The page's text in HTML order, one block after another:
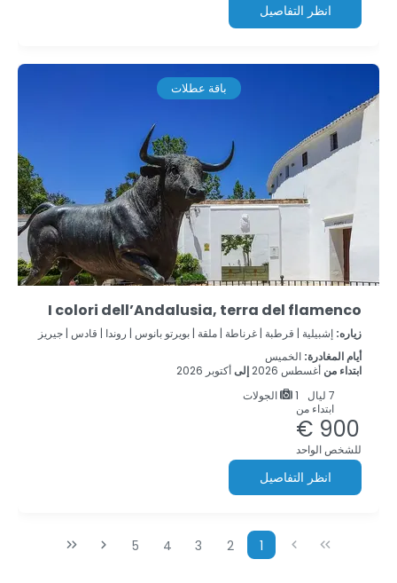
انظر التفاصيل
باقة عطلات
I colori dell’Andalusia, terra del flamenco
زياره: إشبيلية | قرطبة | غرناطة | ملقة | بويرتو بانوس | روندا | قادس | جيريز
أيام المغادرة: الخميس
ابتداء من أغسطس 2026 إلىأكتوبر 2026
ليال
1 الجولات
ابتداء من
900 €
للشخص الواحد
انظر التفاصيل
1
2
3
4
5